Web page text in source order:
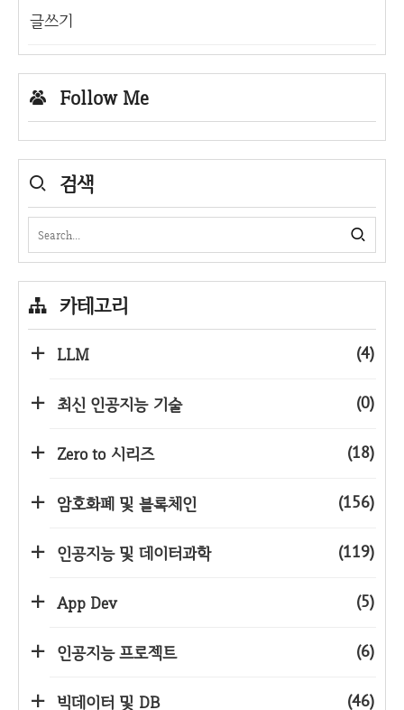
글쓰기
Follow Me
검색
카테고리
LLM (4)
최신 인공지능 기술 (0)
Zero to 시리즈 (18)
암호화폐 및 블록체인 (156)
인공지능 및 데이터과학 (119)
App Dev (5)
인공지능 프로젝트 (6)
빅데이터 및 DB (46)